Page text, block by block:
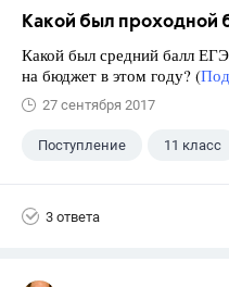
Какой был проходной
Какой был средний балл
на бюджет в этом году? (
27 сентября 2017
Поступление 11 класс
3 ответа